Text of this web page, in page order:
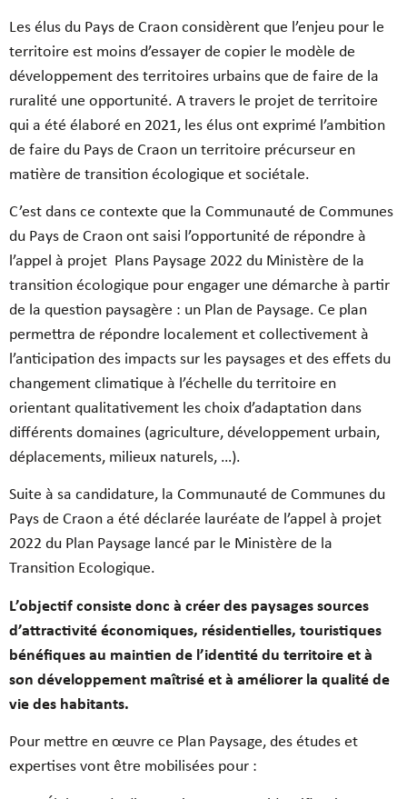
Les élus du Pays de Craon considèrent que l’enjeu pour le
territoire est moins d’essayer de copier le modèle de
développement des territoires urbains que de faire de la
ruralité une opportunité. A travers le projet de territoire
qui a été élaboré en 2021, les élus ont exprimé l’ambition
de faire du Pays de Craon un territoire précurseur en
matière de transition écologique et sociétale.
C’est dans ce contexte que la Communauté de Communes
du Pays de Craon ont saisi l’opportunité de répondre à
l’appel à projet Plans Paysage 2022 du Ministère de la
transition écologique pour engager une démarche à partir
de la question paysagère : un Plan de Paysage. Ce plan
permettra de répondre localement et collectivement à
l’anticipation des impacts sur les paysages et des effets du
changement climatique à l’échelle du territoire en
orientant qualitativement les choix d’adaptation dans
différents domaines (agriculture, développement urbain,
déplacements, milieux naturels, …).
Suite à sa candidature, la Communauté de Communes du
Pays de Craon a été déclarée lauréate de l’appel à projet
2022 du Plan Paysage lancé par le Ministère de la
Transition Ecologique.
L’objectif consiste donc à créer des paysages sources
d’attractivité économiques, résidentielles, touristiques
bénéfiques au maintien de l’identité du territoire et à
son développement maîtrisé et à améliorer la qualité de
vie des habitants.
Pour mettre en œuvre ce Plan Paysage, des études et
expertises vont être mobilisées pour :